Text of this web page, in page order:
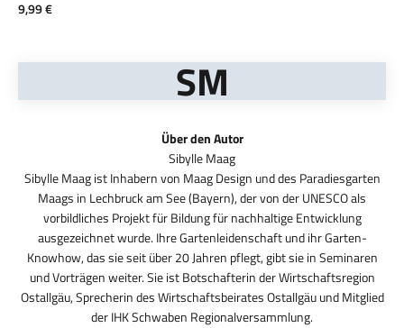
Angebot
9,99 €
SM
Über den Autor
Sibylle Maag ist Inhabern von Maag Design und des Paradiesgarten
Maags in Lechbruck am See (Bayern), der von der UNESCO als
vorbildliches Projekt für Bildung für nachhaltige Entwicklung
ausgezeichnet wurde. Ihre Gartenleidenschaft und ihr Garten-
Knowhow, das sie seit über 20 Jahren pflegt, gibt sie in Seminaren
und Vorträgen weiter. Sie ist Botschafterin der Wirtschaftsregion
Ostallgäu, Sprecherin des Wirtschaftsbeirates Ostallgäu und Mitglied
der IHK Schwaben Regionalversammlung.